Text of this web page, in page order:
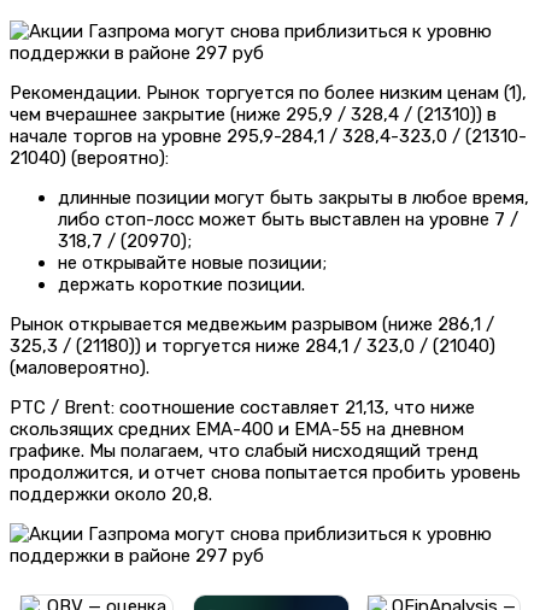
Рекомендации. Рынок торгуется по более низким ценам (1),
чем вчерашнее закрытие (ниже 295,9 / 328,4 / (21310)) в
начале торгов на уровне 295,9-284,1 / 328,4-323,0 / (21310-
21040) (вероятно):
длинные позиции могут быть закрыты в любое время,
либо стоп-лосс может быть выставлен на уровне 7 /
318,7 / (20970);
не открывайте новые позиции;
держать короткие позиции.
Рынок открывается медвежьим разрывом (ниже 286,1 /
325,3 / (21180)) и торгуется ниже 284,1 / 323,0 / (21040)
(маловероятно).
РТС / Brent: соотношение составляет 21,13, что ниже
скользящих средних EMA-400 и EMA-55 на дневном
графике. Мы полагаем, что слабый нисходящий тренд
продолжится, и отчет снова попытается пробить уровень
поддержки около 20,8.